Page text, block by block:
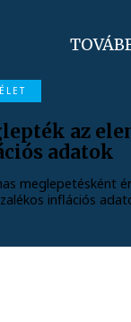
az
adatok
meglepetésként
inflációs